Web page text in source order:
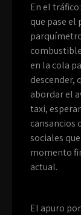
En el
que pase el
en la cola
descender,
abordar el
taxi,
cansancios
sociales
momento
actual.
El apuro